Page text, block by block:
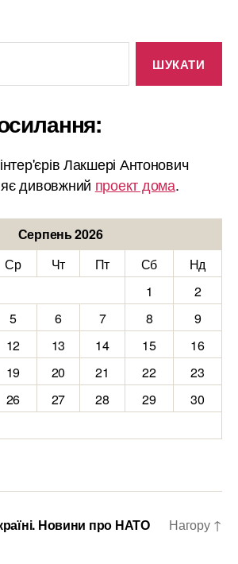
Лакшері Антонович
дивовжний проект дома.
Серпень 2026
Ср Чт Пт Сб
Нд
1
2
5 6 7 8
9
12 13 14 15
16
19 20 21 22
23
26 27 28 29
30
Новини про НАТО
Нагору ↑